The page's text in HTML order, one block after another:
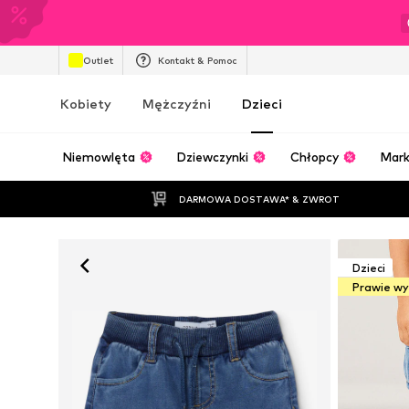
Outlet Kontakt & Pomoc
Kobiety Mężczyźni Dzieci
Niemowlęta Dziewczynki Chłopcy
DARMOWA DOSTAWA* & ZWROT
Dzieci
Prawie